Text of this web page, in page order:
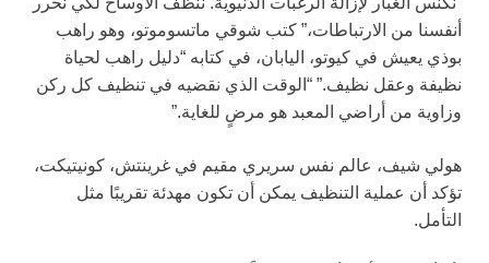
أنفسنا من الارتباطات،” كتب شوقي ماتسوموتو، وهو راهب
بوذي يعيش في كيوتو، اليابان، في كتابه “دليل راهب لحياة
نظيفة وعقل نظيف.” “الوقت الذي نقضيه في تنظيف كل ركن
وزاوية من أراضي المعبد هو مرضٍ للغاية.”
هولي شيف، عالم نفس سريري مقيم في غرينتش، كونيتيكت،
تؤكد أن عملية التنظيف يمكن أن تكون مهدئة تقريبًا مثل
التأمل.